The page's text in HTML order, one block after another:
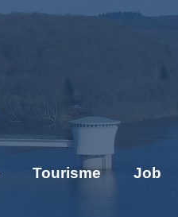
Tourisme Job